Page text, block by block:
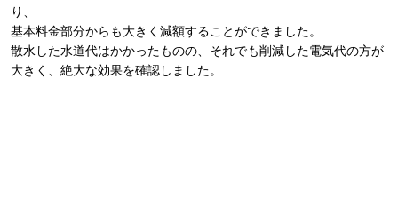
り、
基本料金部分からも大きく減額することができました。
散水した水道代はかかったものの、それでも削減した電気代の方が
大きく、絶大な効果を確認しました。